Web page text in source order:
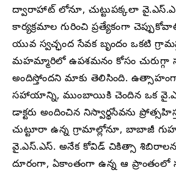
ద్వారాహాట్ లోనూ, చుట్టుపక్కలా
కార్యక్రమాల గురించి ప్రత్యేకంగా
యువ స్వచ్ఛంద సేవక బృందం ఒకటి
మహమ్మారిలో ఉపశమనం కోసం
అందిస్తోందని మాకు తెలిసింది. ఉత్సాహంగా
సహాయాన్ని, ముంబాయికి చెందిన ఒక
డాక్టరు అందించిన నిస్వార్థసేవను
చుట్టూరా ఉన్న గ్రామాల్లోనూ, బాబాజీ
వై.ఎస్.ఎస్. అనేక కోవిడ్ చికిత్సా
దూరంగా, ఏకాంతంగా ఉన్న ఆ